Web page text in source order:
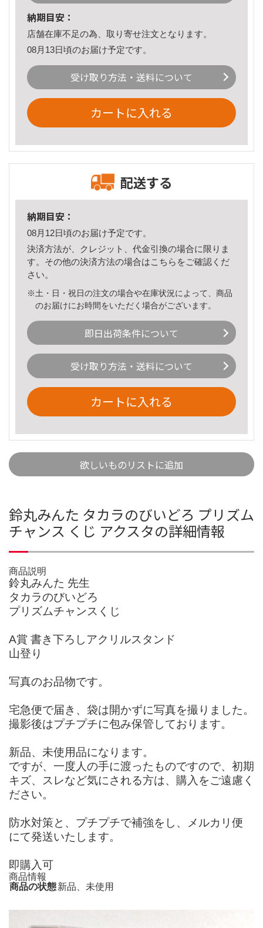
納期目安：
店舗在庫不足の為、取り寄せ注文となります。
08月13日頃のお届け予定です。
受け取り方法・送料について
カートに入れる
配送する
納期目安：
08月12日頃のお届け予定です。
決済方法が、クレジット、代金引換の場合に限りま
す。その他の決済方法の場合はこちら をご確認くだ
さい。
※土・日・祝日の注文の場合や在庫状況によって、商品
のお届けにお時間をいただく場合がございます。
即日出荷条件について
受け取り方法・送料について
カートに入れる
欲しいものリストに追加
鈴丸みんた タカラのびいどろ プリズム
チャンス くじ アクスタの詳細情報
商品説明
鈴丸みんた 先生
タカラのびいどろ
プリズムチャンスくじ
A賞 書き下ろしアクリルスタンド
山登り
写真のお品物です。
宅急便で届き、袋は開かずに写真を撮りました。
撮影後はプチプチに包み保管しております。
新品、未使用品になります。
ですが、一度人の手に渡ったものですので、初期
キズ、スレなど気にされる方は、購入をご遠慮く
ださい。
防水対策と、プチプチで補強をし、メルカリ便
にて発送いたします。
即購入可
商品情報
商品の状態新品、未使用